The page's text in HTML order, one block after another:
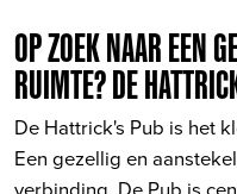
OP ZOEK NAAR EEN
RUIMTE? DE
De Hattrick's Pub is het
Een gezellig en